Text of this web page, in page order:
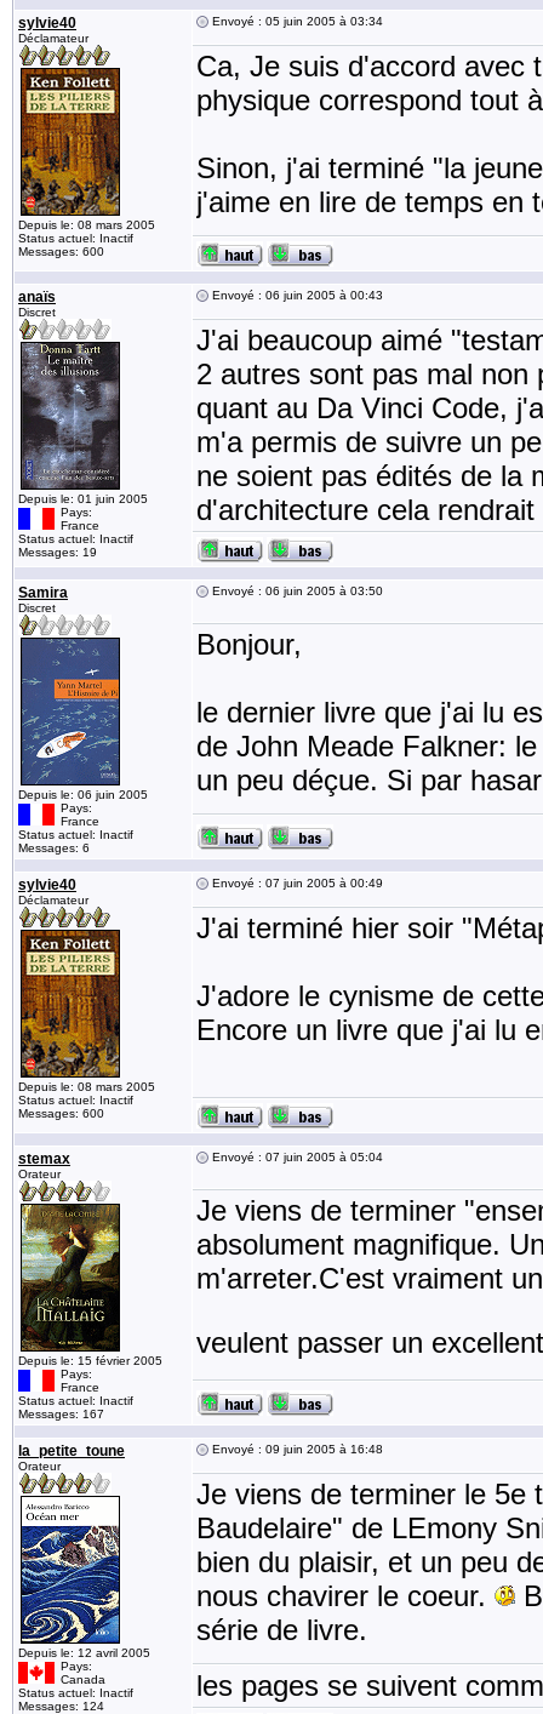
sylvie40
Déclamateur
Depuis le: 08 mars 2005
Status actuel: Inactif
Messages: 600
Envoyé : 05 juin 2005 à 03:34
Ca, Je suis d'accord avec
physique correspond tout
Sinon, j'ai terminé "la
j'aime en lire de temps en
anaïs
Discret
Depuis le: 01 juin 2005
Pays:
France
Status actuel: Inactif
Messages: 19
Envoyé : 06 juin 2005 à 00:43
J'ai beaucoup aimé
2 autres sont pas mal non
quant au Da Vinci Code,
m'a permis de suivre un
ne soient pas édités de la
d'architecture cela
Samira
Discret
Depuis le: 06 juin 2005
Pays:
France
Status actuel: Inactif
Messages: 6
Envoyé : 06 juin 2005 à 03:50
Bonjour,
le dernier livre que j'ai lu
de John Meade Falkner:
un peu déçue. Si par
sylvie40
Déclamateur
Depuis le: 08 mars 2005
Status actuel: Inactif
Messages: 600
Envoyé : 07 juin 2005 à 00:49
J'ai terminé hier soir
J'adore le cynisme de
Encore un livre que j'ai lu
stemax
Orateur
Depuis le: 15 février 2005
Pays:
France
Status actuel: Inactif
Messages: 167
Envoyé : 07 juin 2005 à 05:04
Je viens de terminer
absolument magnifique.
m'arreter.C'est vraiment
veulent passer un
la_petite_toune
Orateur
Depuis le: 12 avril 2005
Pays:
Canada
Status actuel: Inactif
Messages: 124
Envoyé : 09 juin 2005 à 16:48
Je viens de terminer le 5e
Baudelaire" de LEmony
bien du plaisir, et un peu
nous chavirer le coeur.
série de livre.
les pages se suivent